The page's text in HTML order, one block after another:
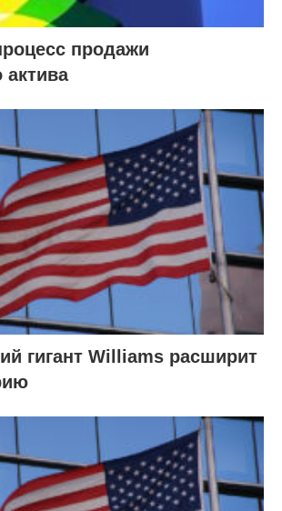
продажи
актива
гигант Williams расширит